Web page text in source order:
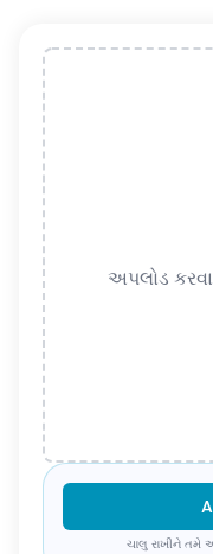
અપલોડ
ચાલુ રાખીને તમે